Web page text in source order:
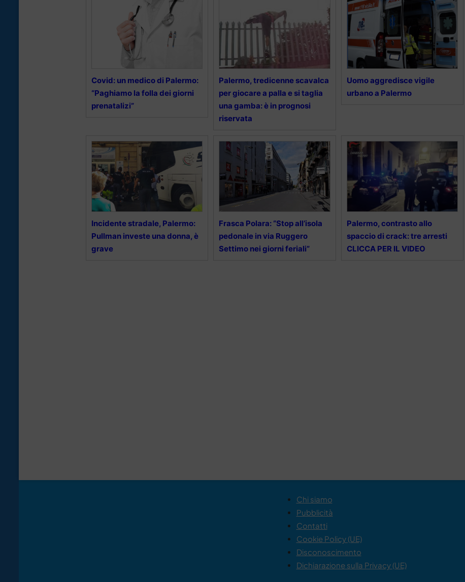
Covid: un medico di Palermo:
“Paghiamo la folla dei giorni
prenatalizi”
Palermo, tredicenne scavalca
per giocare a palla e si taglia
una gamba: è in prognosi
riservata
Uomo aggredisce vigile
urbano a Palermo
Incidente stradale, Palermo:
Pullman investe una donna, è
grave
Frasca Polara: “Stop all’isola
pedonale in via Ruggero
Settimo nei giorni feriali”
Palermo, contrasto allo
spaccio di crack: tre arresti
CLICCA PER IL VIDEO
Chi siamo
Pubblicità
Contatti
Cookie Policy (UE)
Disconoscimento
Dichiarazione sulla Privacy (UE)